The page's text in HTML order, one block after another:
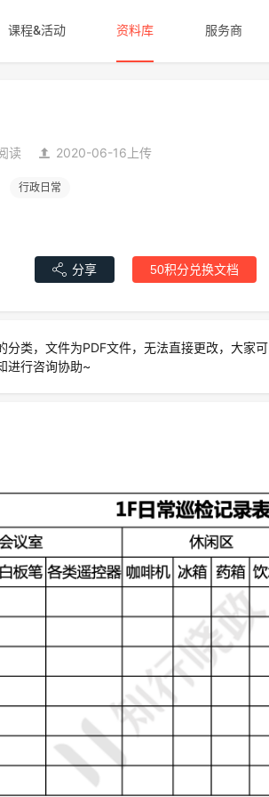
课程&活动 资料库 服务商
读 2020-06-16上传
行政日常
分享 50积分兑换文档
类，文件为PDF文件，无法直接更改，大家可
进行咨询协助~